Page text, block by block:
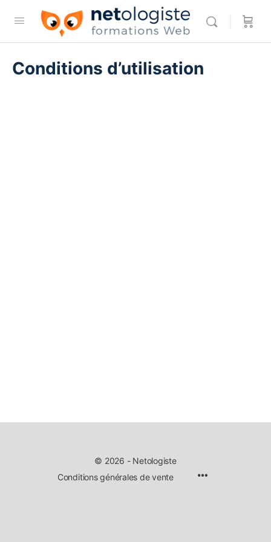
Conditions d’utilisation
© 2026 - Netologiste
Conditions générales de vente